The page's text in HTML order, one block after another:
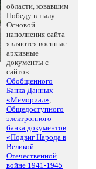
области, ковавшим
Победу в тылу.
Основой
наполнения сайта
являются военные
архивные
документы с
сайтов
Обобщенного
Банка Данных
«Мемориал»,
Общедоступного
электронного
банка документов
«Подвиг Народа в
Великой
Отечественной
войне 1941-1945